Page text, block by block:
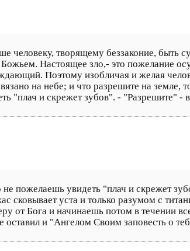
человеку, творящему беззаконие, быть
Настоящее зло,- это пожелание
Поэтому изобличая и желая
на небе; и что разрешите на
"плач и скрежет зубов". - "Разрешите"
пожелаешь увидеть "плач и скрежет
сковывает уста и только разумом с
от Бога и начинаешь потом в течении
и "Ангелом Своим заповесть о